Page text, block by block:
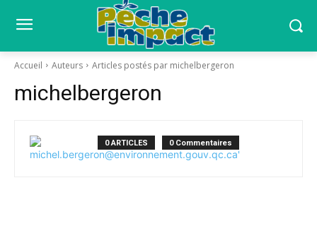
Accueil Auteurs Articles postés par michelbergeron
michelbergeron
0 ARTICLES 0 Commentaires